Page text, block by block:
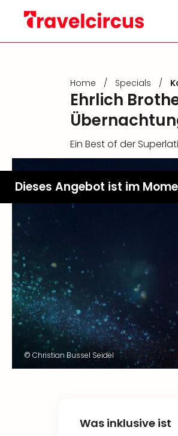
Home / Specials /
Ehrlich
Ein Best of der
Dieses Angebot ist im
© Christian Bussel Seidel
Was inklusive ist